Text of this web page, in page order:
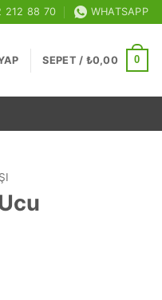
212 88 70 WHATSAPP
SEPET / ₺0,00 0